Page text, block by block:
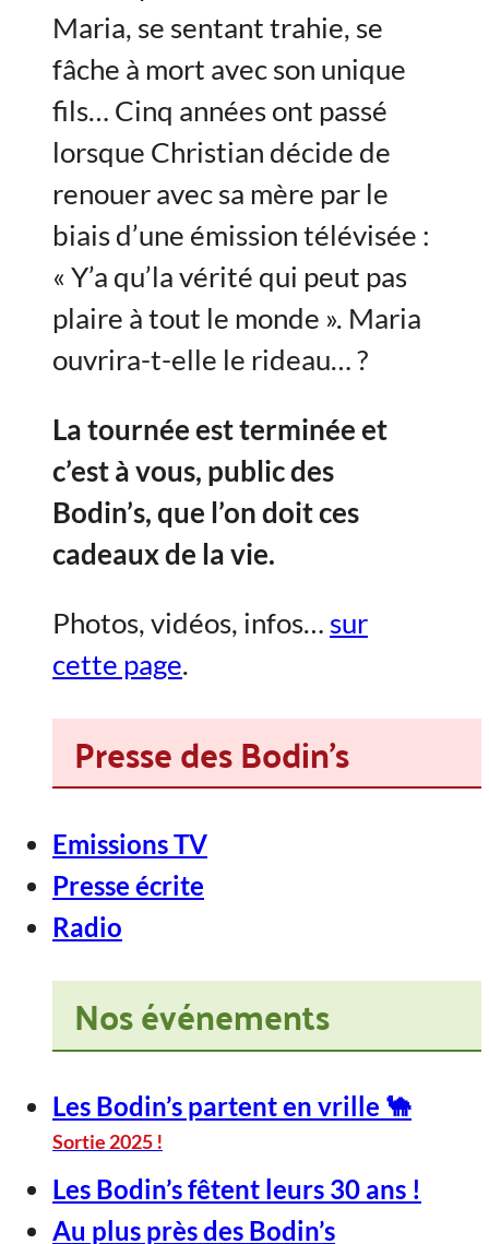
Maria, se sentant trahie, se
fâche à mort avec son unique
fils… Cinq années ont passé
lorsque Christian décide de
renouer avec sa mère par le
biais d’une émission télévisée :
« Y’a qu’la vérité qui peut pas
plaire à tout le monde ». Maria
ouvrira-t-elle le rideau… ?
La tournée est terminée et
c’est à vous, public des
Bodin’s, que l’on doit ces
cadeaux de la vie.
Photos, vidéos, infos… sur
cette page.
Presse des Bodin's
Emissions TV
Presse écrite
Radio
Nos événements
Les Bodin’s partent en vrille 🐪
Sortie 2025 !
Les Bodin’s fêtent leurs 30 ans !
Au plus près des Bodin’s